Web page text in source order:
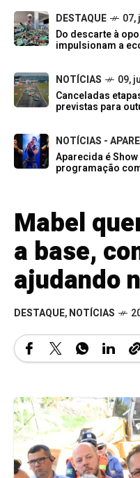
DESTAQUE
07,
Do descarte à
impulsionam a
NOTÍCIAS
09,
Canceladas
previstas para
NOTÍCIAS -
Aparecida é
programação
Mabel
a base,
ajudando
DESTAQUE,NOTÍCIAS